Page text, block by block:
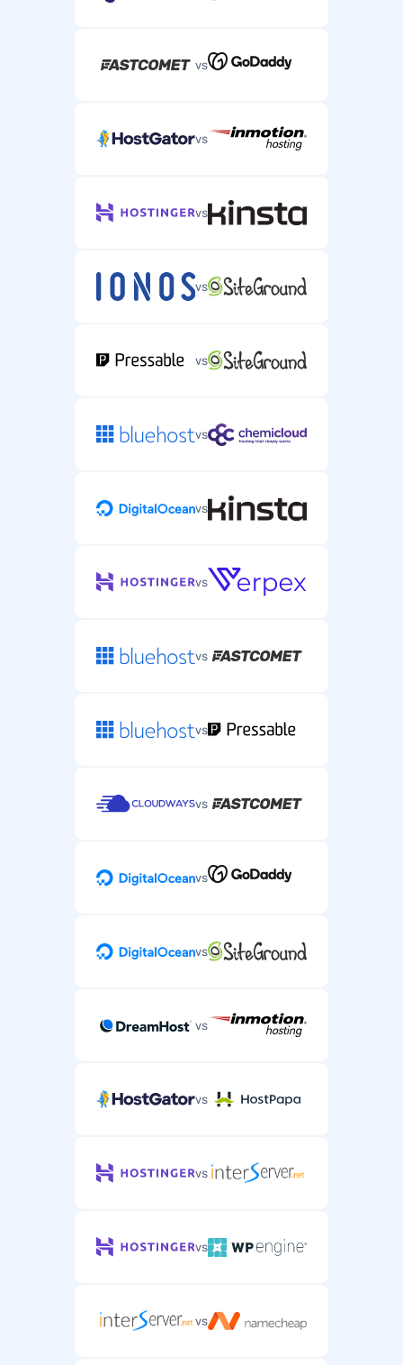
vs
vs
vs
vs
vs
vs
vs
vs
vs
vs
vs
vs
vs
vs
vs
vs
vs
vs